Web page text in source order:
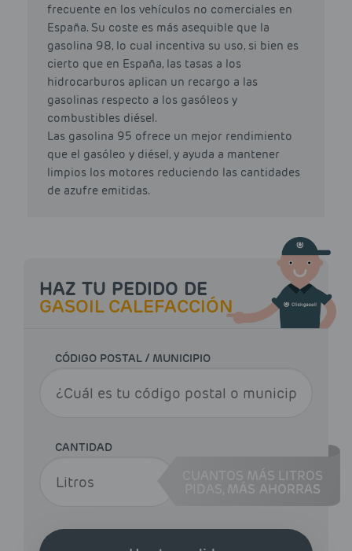
frecuente en los vehículos no comerciales en
España. Su coste es más asequible que la
gasolina 98, lo cual incentiva su uso, si bien es
cierto que en España, las tasas a los
hidrocarburos aplican un recargo a las
gasolinas respecto a los gasóleos y
combustibles diésel.
Las gasolina 95 ofrece un mejor rendimiento
que el gasóleo y diésel, y ayuda a mantener
limpios los motores reduciendo las cantidades
de azufre emitidas.
HAZ TU PEDIDO DE
GASOIL CALEFACCIÓN
CÓDIGO POSTAL / MUNICIPIO
CANTIDAD
CUANTOS MÁS LITROS
MÁS AHORRAS